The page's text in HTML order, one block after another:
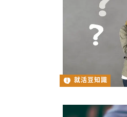
就活豆知識